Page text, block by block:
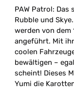
PAW Patrol: Das
Rubble und
werden von dem
angeführt. Mit
coolen
bewältigen –
scheint! Dieses
Yumi die